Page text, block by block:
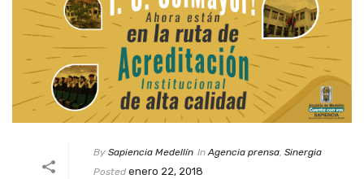
By Sapiencia Medellín In Agencia prensa, Sinergia
Posted enero 22, 2018